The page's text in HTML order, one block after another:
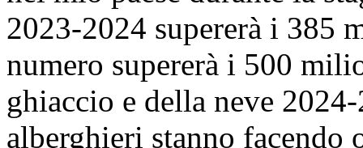
2023-2024 supererà i 385
numero supererà i 500
ghiaccio e della neve
alberghieri stanno facendo